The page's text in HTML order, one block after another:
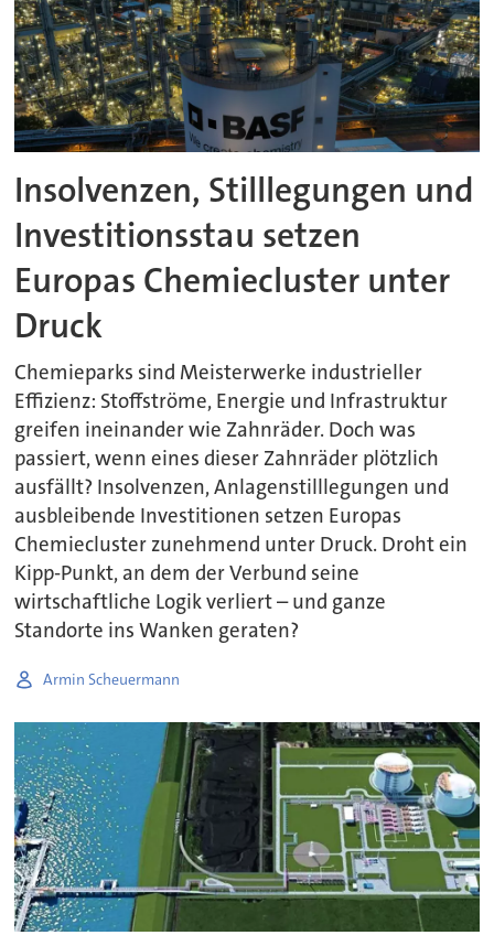
Insolvenzen, Stilllegungen und
Investitionsstau setzen
Europas Chemiecluster unter
Druck
Chemieparks sind Meisterwerke industrieller
Effizienz: Stoffströme, Energie und Infrastruktur
greifen ineinander wie Zahnräder. Doch was
passiert, wenn eines dieser Zahnräder plötzlich
ausfällt? Insolvenzen, Anlagenstilllegungen und
ausbleibende Investitionen setzen Europas
Chemiecluster zunehmend unter Druck. Droht ein
Kipp-Punkt, an dem der Verbund seine
wirtschaftliche Logik verliert – und ganze
Standorte ins Wanken geraten?
Armin Scheuermann